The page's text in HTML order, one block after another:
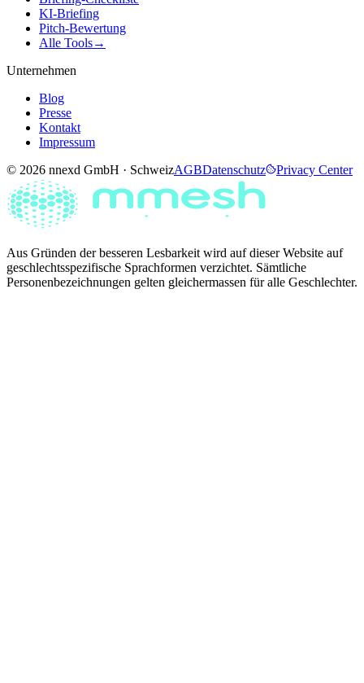
KI-Briefing
Pitch-Bewertung
Alle Tools→
Unternehmen
Blog
Presse
Kontakt
Impressum
© 2026 nnexd GmbH · SchweizAGBDatenschutz Privacy Center
Aus Gründen der besseren Lesbarkeit wird auf dieser Website auf
geschlechtsspezifische Sprachformen verzichtet. Sämtliche
Personenbezeichnungen gelten gleichermassen für alle Geschlechter.